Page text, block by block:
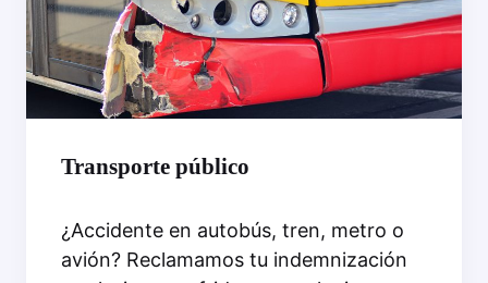
Transporte público
¿Accidente en autobús, tren, metro o
avión? Reclamamos tu indemnización